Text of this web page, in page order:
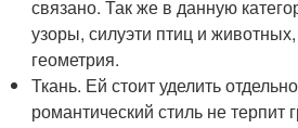
связано. Так же в данную
узоры, силуэти птиц и
геометрия.
Ткань. Ей стоит уделить
романтический стиль не терпит